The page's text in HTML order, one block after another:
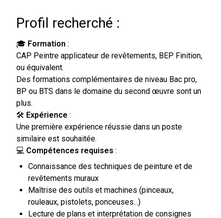
Profil recherché :
🎓 Formation :
CAP Peintre applicateur de revêtements, BEP Finition,
ou équivalent.
Des formations complémentaires de niveau Bac pro,
BP ou BTS dans le domaine du second œuvre sont un
plus.
🛠 Expérience :
Une première expérience réussie dans un poste
similaire est souhaitée.
💻 Compétences requises :
Connaissance des techniques de peinture et de
revêtements muraux
Maîtrise des outils et machines (pinceaux,
rouleaux, pistolets, ponceuses...)
Lecture de plans et interprétation de consignes